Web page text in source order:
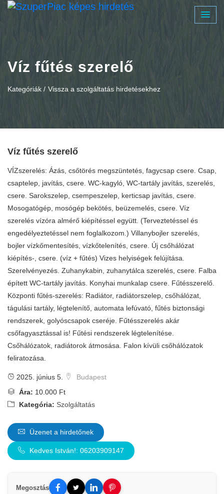
Víz fűtés szerelő
Kategóriák / Vissza a szolgáltatás hirdetésekhez
Víz fűtés szerelő
VÍZszerelés: Ázás, csőtörés megszüntetés, fagycsap csere. Csap,
csaptelep, javítás, csere. WC-kagyló, WC-tartály javítás, szerelés,
csere. Sarokszelep, csempeszelep, kerticsap javítás, csere.
Mosogatógép, mosógép bekötés, beüzemelés, csere. Víz
szerelés vízóra almérő kiépítéssel együtt. (Terveztetéssel és
engedélyeztetéssel nem foglalkozom.) Villanybojler szerelés,
bojler vízkőmentesítés, vízkőtelenítés, csere. Új csőhálózat
kiépítés-, csere. (víz + fűtés) Vizes helyiségek felújítása.
Szerelvényezés. Zuhanykabin, zuhanytálca szerelés, csere. Falba
épített WC-tartály javítás. Konyhai munkalap csere. Fűtésszerelő.
Központi fűtés-szerelés: Radiátor, radiátorszelep, csőhálózat,
tágulási tartály, légtelenítő, automata lefúvató, fűtés biztonsági
rendszerek, golyóscsapok cseréje. Fűtésszerelés akár
csőfagyasztással is! Fűtési rendszerek légtelenítése.
Csőhálózatok, radiátorok átmosása. Falon kívüli csőhálózatok
feliratozása.
2025. június 5.
Budapest
Ára: 10.000 Ft
Kategória: Szolgáltatás
Üzenet a hirdetőnek
Kedves István!: 06203909147
Megosztás